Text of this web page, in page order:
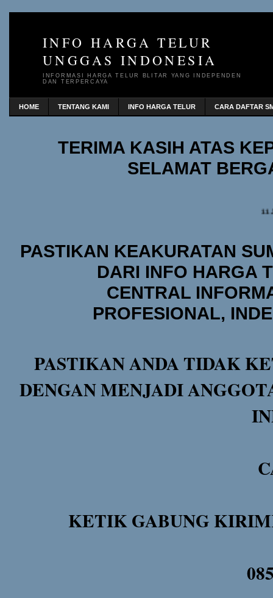
INFO HARGA TELUR
UNGGAS INDONESIA
INFORMASI HARGA TELUR BLITAR YANG INDEPENDEN
DAN TERPERCAYA
HOME TENTANG KAMI INFO HARGA TELUR CARA DAFTAR
TERIMA KASIH ATAS
SELAMAT
11
PASTIKAN KEAKURATAN
DARI INFO HARGA
CENTRAL
PROFESIONAL,
PASTIKAN ANDA TIDAK
DENGAN MENJADI
KETIK GABUNG